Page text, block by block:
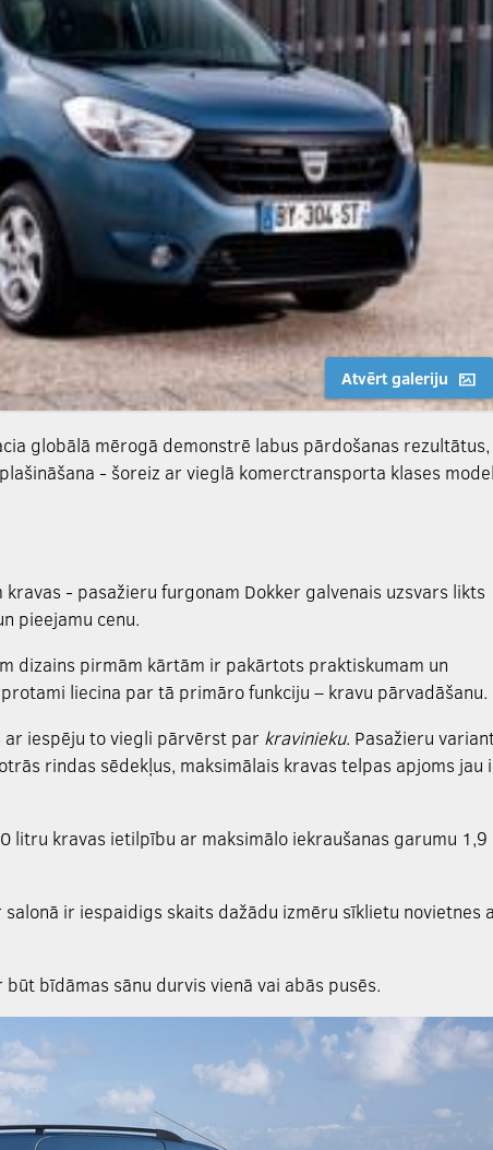
Atvērt galeriju
globālā mērogā demonstrē labus pārdošanas rezultātus,
- šoreiz ar vieglā komerctransporta klases
- pasažieru furgonam Dokker galvenais uzsvars likts
pieejamu cenu.
dizains pirmām kārtām ir pakārtots praktiskumam un
liecina par tā primāro funkciju – kravu pārvadāšanu.
iespēju to viegli pārvērst par kravinieku. Pasažieru
rindas sēdekļus, maksimālais kravas telpas apjoms jau
litru kravas ietilpību ar maksimālo iekraušanas garumu 1,9
ir iespaidigs skaits dažādu izmēru sīklietu novietnes
bīdāmas sānu durvis vienā vai abās pusēs.